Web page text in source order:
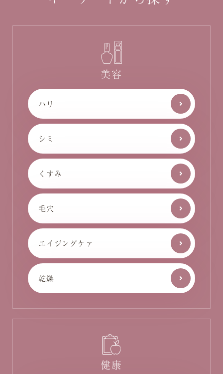
美容
ハリ
シミ
くすみ
毛穴
エイジングケァ
乾燥
健康